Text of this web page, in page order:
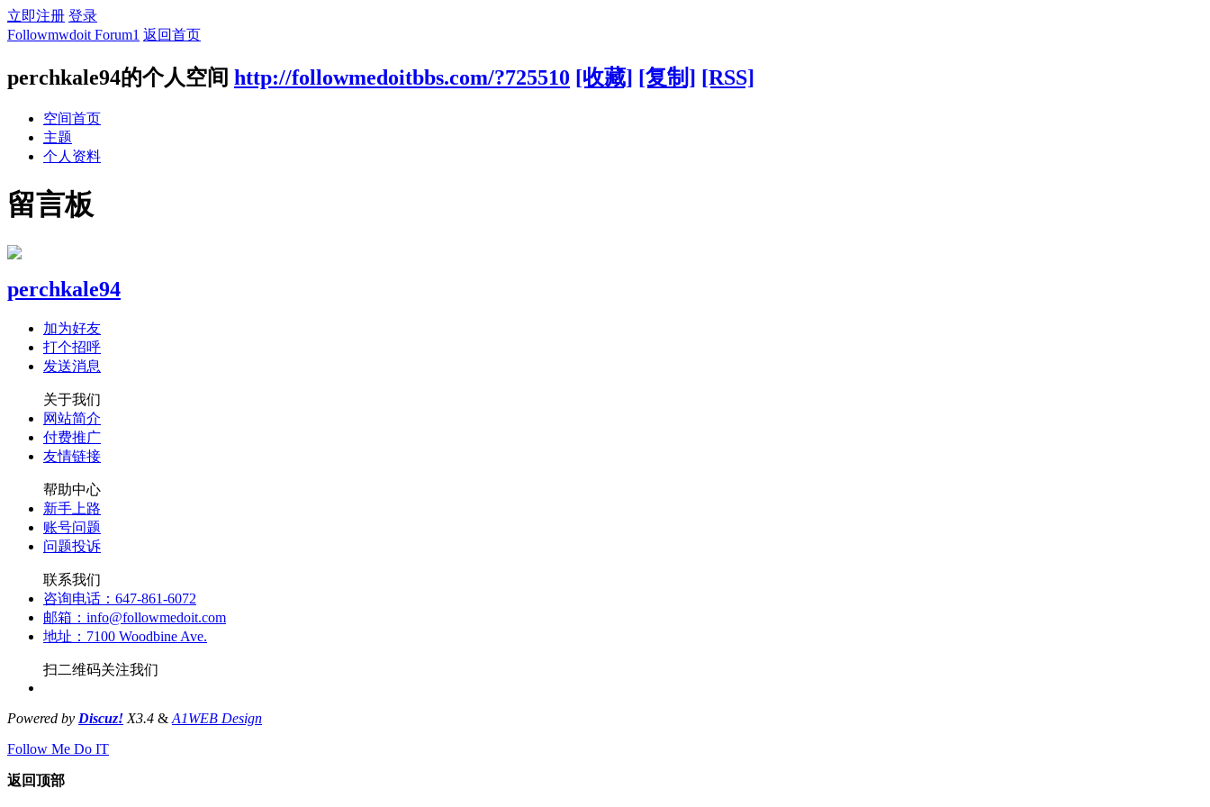
立即注册 登录
Followmwdoit Forum1 返回首页
perchkale94的个人空间 http://followmedoitbbs.com/?725510 [收藏] [复制] [RSS]
空间首页
主题
个人资料
留言板
perchkale94
加为好友
打个招呼
发送消息
关于我们
网站简介
付费推广
友情链接
帮助中心
新手上路
账号问题
问题投诉
联系我们
咨询电话：647-861-6072
邮箱：info@followmedoit.com
地址：7100 Woodbine Ave.
扫二维码关注我们
Powered by Discuz! X3.4 & A1WEB Design
Follow Me Do IT
返回顶部